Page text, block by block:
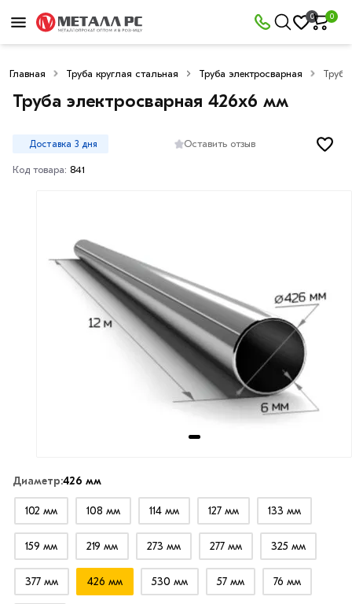
0 0
Главная Труба круглая стальная Труба электросварная
Труба электросварная 426х6 мм
Доставка 3 дня Оставить отзыв
Код товара: 841
Диаметр:426 мм
102 мм 108 мм 114 мм 127 мм 133 мм
159 мм 219 мм 273 мм 277 мм 325 мм
377 мм 426 мм 530 мм 57 мм 76 мм